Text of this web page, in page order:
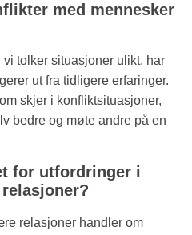
med mennesker
tolker situasjoner ulikt, har
ut fra tidligere erfaringer.
skjer i konfliktsituasjoner,
bedre og møte andre på en
for utfordringer i
relasjoner handler om